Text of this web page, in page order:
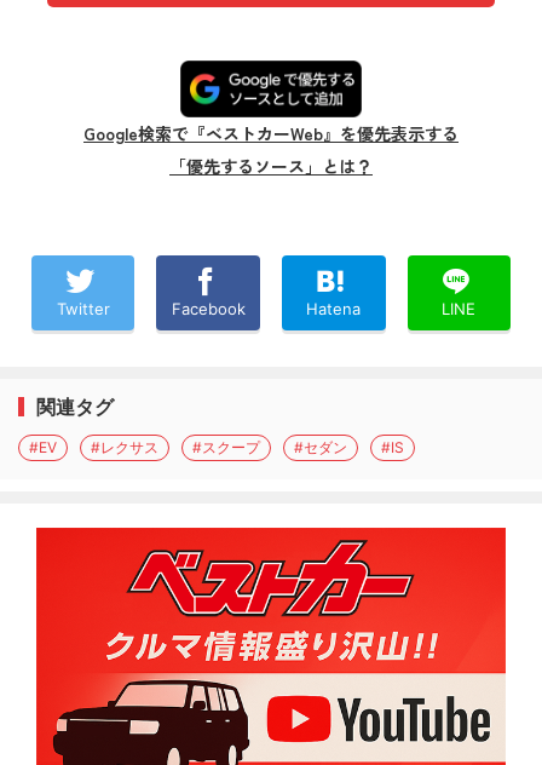
Google検索で『ベストカーWeb』を優先表示する
「優先するソース」とは？
Twitter Facebook Hatena LINE
関連タグ
#EV #レクサス #スクープ #セダン #IS